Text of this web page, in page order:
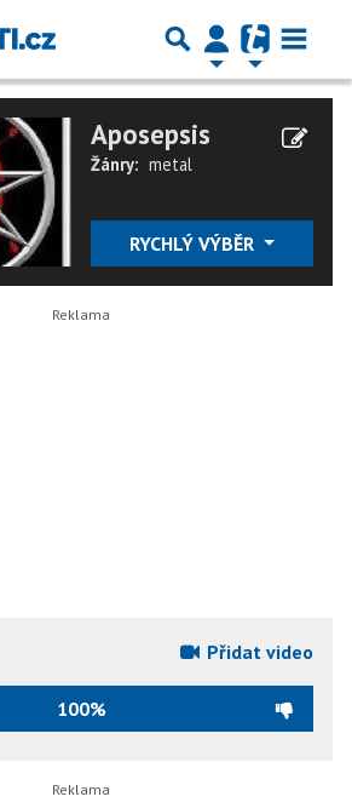
Aposepsis
Žánry: metal
RYCHLÝ VÝBĚR
Přidat video
100%